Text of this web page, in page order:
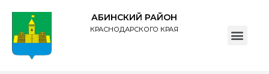
АБИНСКИЙ РАЙОН
КРАСНОДАРСКОГО КРАЯ